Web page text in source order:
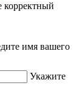
корректный
имя вашего
Укажите